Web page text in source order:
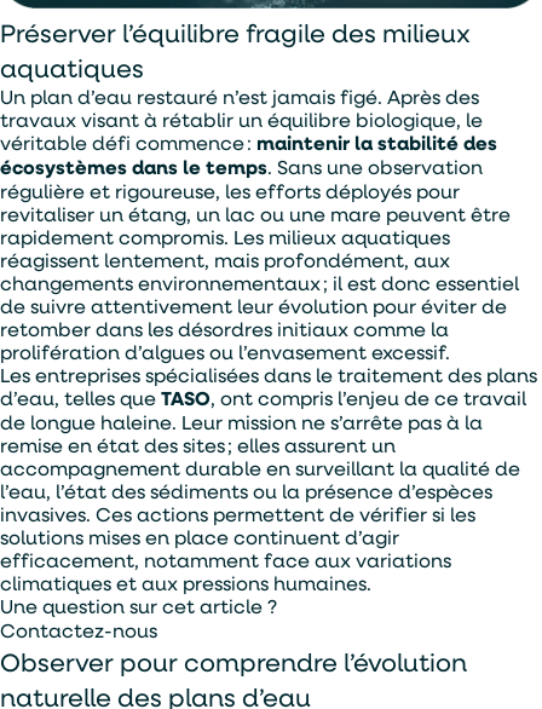
Préserver l’équilibre fragile des milieux
aquatiques
Un plan d’eau restauré n’est jamais figé. Après des
travaux visant à rétablir un équilibre biologique, le
véritable défi commence : maintenir la stabilité des
écosystèmes dans le temps. Sans une observation
régulière et rigoureuse, les efforts déployés pour
revitaliser un étang, un lac ou une mare peuvent être
rapidement compromis. Les milieux aquatiques
réagissent lentement, mais profondément, aux
changements environnementaux ; il est donc essentiel
de suivre attentivement leur évolution pour éviter de
retomber dans les désordres initiaux comme la
prolifération d’algues ou l’envasement excessif.
Les entreprises spécialisées dans le traitement des plans
d’eau, telles queTASO, ont compris l’enjeu de ce travail
de longue haleine. Leur mission ne s’arrête pas à la
remise en état des sites ; elles assurent un
accompagnement durable en surveillant la qualité de
l’eau, l’état des sédiments ou la présence d’espèces
invasives. Ces actions permettent de vérifier si les
solutions mises en place continuent d’agir
efficacement, notamment face aux variations
climatiques et aux pressions humaines.
Une question sur cet article ?
Contactez-nous
Observer pour comprendre l’évolution
naturelle des plans d’eau